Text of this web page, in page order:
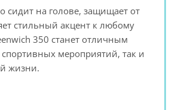
сидит на голове, защищает от
стильный акцент к любому
350 станет отличным
мероприятий, так и
жизни.